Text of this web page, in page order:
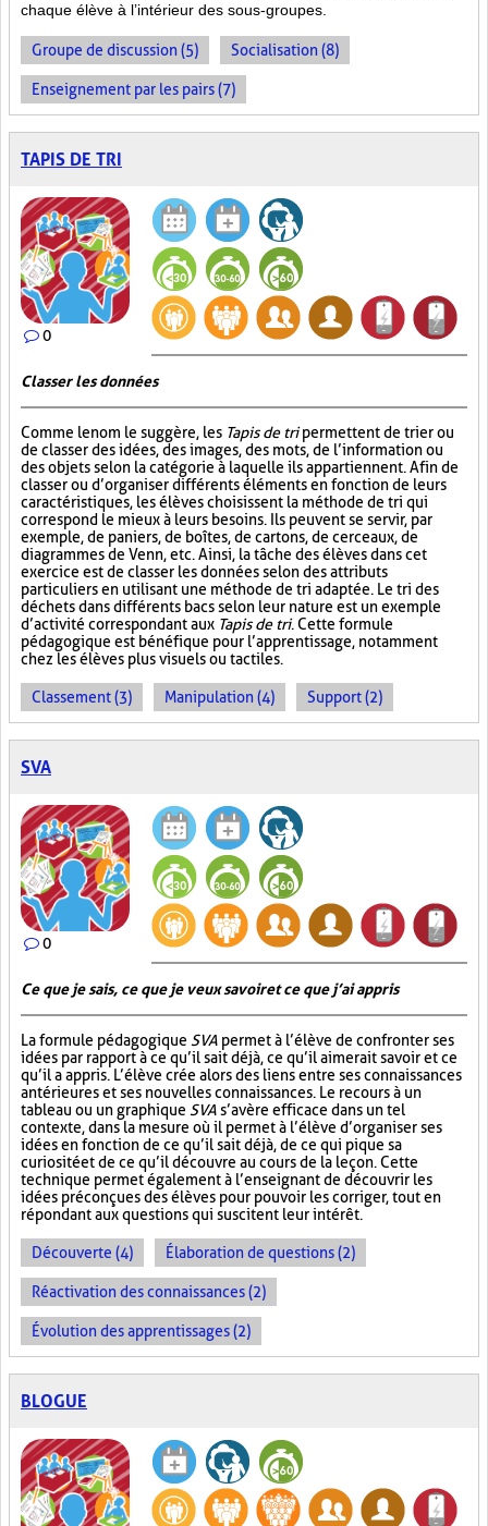
chaque élève à l’intérieur des sous-groupes.
Groupe de discussion (5) Socialisation (8)
Enseignement par les pairs (7)
TAPIS DE TRI
0
Classer les données
Comme le nom le suggère, les Tapis de tripermettent de trier ou
de classer des idées, des images, des mots, de l’information ou
des objets selon la catégorie à laquelle ils appartiennent. Afin de
classer ou d’organiser différents éléments en fonction de leurs
caractéristiques, les élèves choisissent la méthode de tri qui
correspond le mieux à leurs besoins. Ils peuvent se servir, par
exemple, de paniers, de boîtes, de cartons, de cerceaux, de
diagrammes de Venn, etc. Ainsi, la tâche des élèves dans cet
exercice est de classer les données selon des attributs
particuliers en utilisant une méthode de tri adaptée. Le tri des
déchets dans différents bacs selon leur nature est un exemple
d’activité correspondant aux Tapis de tri. Cette formule
pédagogique est bénéfique pour l’apprentissage, notamment
chez les élèves plus visuels ou tactiles.
Classement (3) Manipulation (4) Support (2)
SVA
0
Ce que je sais, ce que je veux savoir et ce que j’ai appris
La formule pédagogique SVA permet à l’élève de confronter ses
idées par rapport à ce qu’il sait déjà, ce qu’il aimerait savoir et ce
qu’il a appris. L’élève crée alors des liens entre ses connaissances
antérieures et ses nouvelles connaissances. Le recours à un
tableau ou un graphique SVA s’avère efficace dans un tel
contexte, dans la mesure où il permet à l’élève d’organiser ses
idées en fonction de ce qu’il sait déjà, de ce qui pique sa
curiosité et de ce qu’il découvre au cours de la leçon. Cette
technique permet également à l’enseignant de découvrir les
idées préconçues des élèves pour pouvoir les corriger, tout en
répondant aux questions qui suscitent leur intérêt.
Découverte (4) Élaboration de questions (2)
Réactivation des connaissances (2)
Évolution des apprentissages (2)
BLOGUE